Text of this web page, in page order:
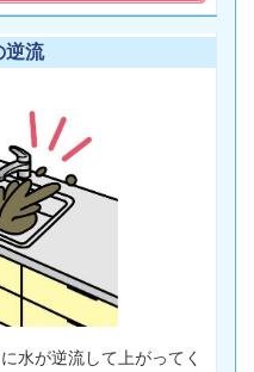
逆流
水が逆流して上がってく